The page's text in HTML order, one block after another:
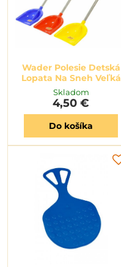
Wader Polesie Detská
Lopata Na Sneh Veľká
Skladom
4,50 €
Do košíka